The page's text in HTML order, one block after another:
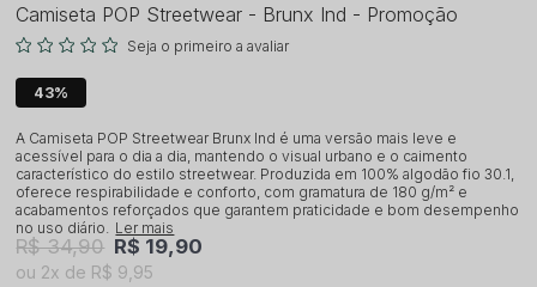
Camiseta POP Streetwear - Brunx Ind - Promoção
Seja o primeiro a avaliar
43%
A Camiseta POP Streetwear Brunx Ind é uma versão mais leve e
acessível para o dia a dia, mantendo o visual urbano e o caimento
característico do estilo streetwear. Produzida em 100% algodão fio 30.1,
oferece respirabilidade e conforto, com gramatura de 180 g/m² e
acabamentos reforçados que garantem praticidade e bom desempenho
no uso diário. Ler mais
R$ 34,90 R$ 19,90
2x R$ 9,95